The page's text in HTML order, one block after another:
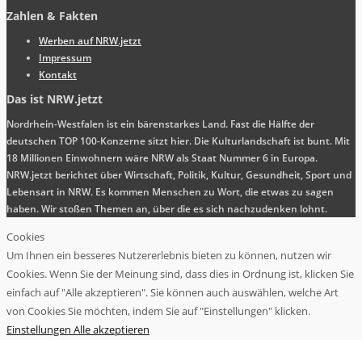
Zahlen & Fakten
Werben auf NRW.jetzt
Impressum
Kontakt
Das ist NRW.jetzt
Nordrhein-Westfalen ist ein bärenstarkes Land. Fast die Hälfte der
deutschen TOP 100-Konzerne sitzt hier. Die Kulturlandschaft ist bunt. Mit
18 Millionen Einwohnern wäre NRW als Staat Nummer 6 in Europa.
NRW.jetzt berichtet über Wirtschaft, Politik, Kultur, Gesundheit, Sport und
Lebensart in NRW. Es kommen Menschen zu Wort, die etwas zu sagen
haben. Wir stoßen Themen an, über die es sich nachzudenken lohnt.
Cookies
Um Ihnen ein besseres Nutzererlebnis bieten zu können, nutzen wir
Cookies. Wenn Sie der Meinung sind, dass dies in Ordnung ist, klicken Sie
einfach auf "Alle akzeptieren". Sie können auch auswählen, welche Art
von Cookies Sie möchten, indem Sie auf "Einstellungen" klicken.
Einstellungen Alle akzeptieren